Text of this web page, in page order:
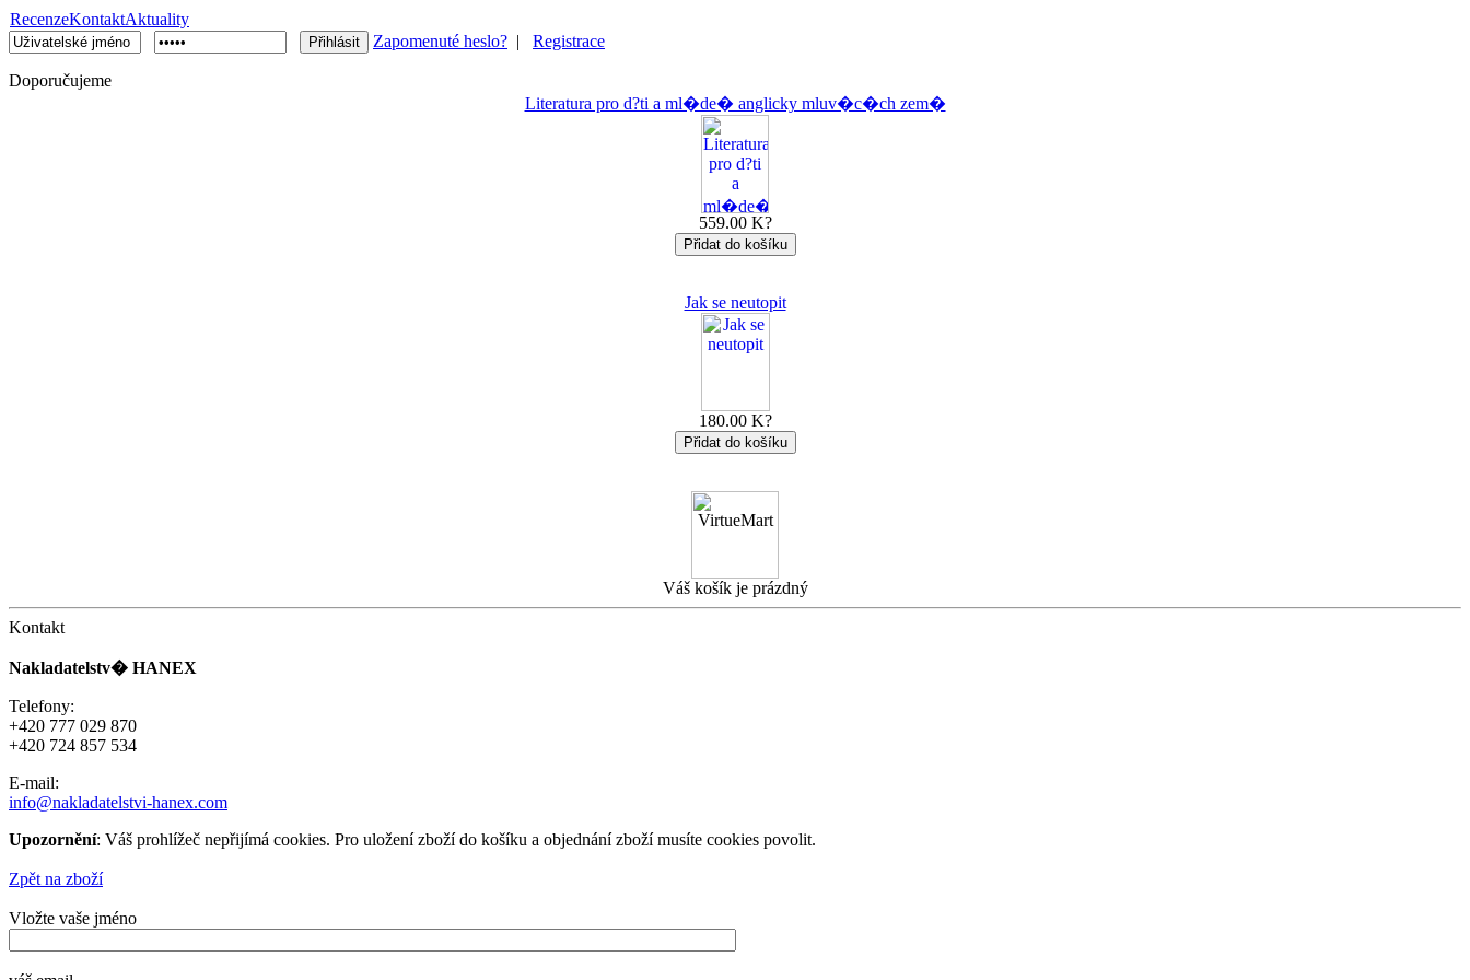
RecenzeKontaktAktuality
Zapomenuté heslo? | Registrace
Doporučujeme
Literatura pro d?ti a ml�de� anglicky mluv�c�ch zem�
559.00 K?
Jak se neutopit
180.00 K?
Váš košík je prázdný
Kontakt
Nakladatelstv� HANEX
Telefony:
+420 777 029 870
+420 724 857 534
E-mail:
info@nakladatelstvi-hanex.com
Upozornění: Váš prohlížeč nepřijímá cookies. Pro uložení zboží do košíku a objednání zboží musíte cookies povolit.
Zpět na zboží
Vložte vaše jméno